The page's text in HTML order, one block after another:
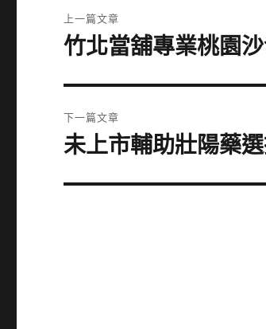
章
上一篇文章
上
篇
文
章:
竹北當舖專業桃園
下一篇文章
下
篇
未上市輔助壯陽藥